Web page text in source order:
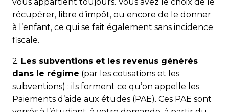
récupérer, libre d’impôt, ou encore de le donner
à l’enfant, ce qui se fait également sans incidence
fiscale.
2. Les subventions et les revenus générés
dans le régime (par les cotisations et les
subventions) : ils forment ce qu’on appelle les
Paiements d’aide aux études (PAE). Ces PAE sont